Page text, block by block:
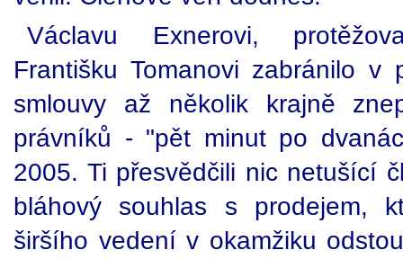
Václavu Exnerovi,
Františku Tomanovi zabránilo v
smlouvy až několik krajně
právníků - "pět minut po
2005. Ti přesvědčili nic netušící
bláhový souhlas s prodejem,
širšího vedení v okamžiku